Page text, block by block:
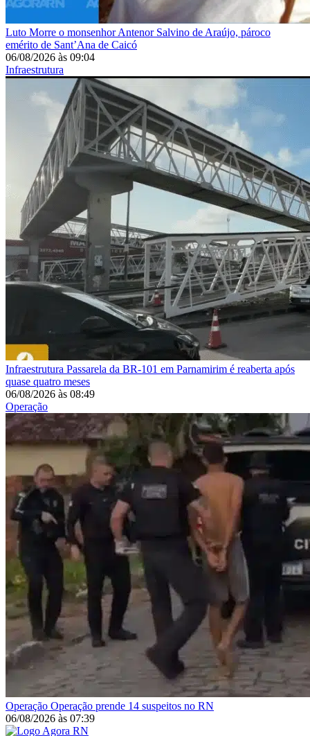
Luto Morre o monsenhor Antenor Salvino de Araújo, pároco
emérito de Sant’Ana de Caicó
06/08/2026 às 09:04
Infraestrutura
Infraestrutura Passarela da BR-101 em Parnamirim é reaberta após
quase quatro meses
06/08/2026 às 08:49
Operação
Operação Operação prende 14 suspeitos no RN
06/08/2026 às 07:39